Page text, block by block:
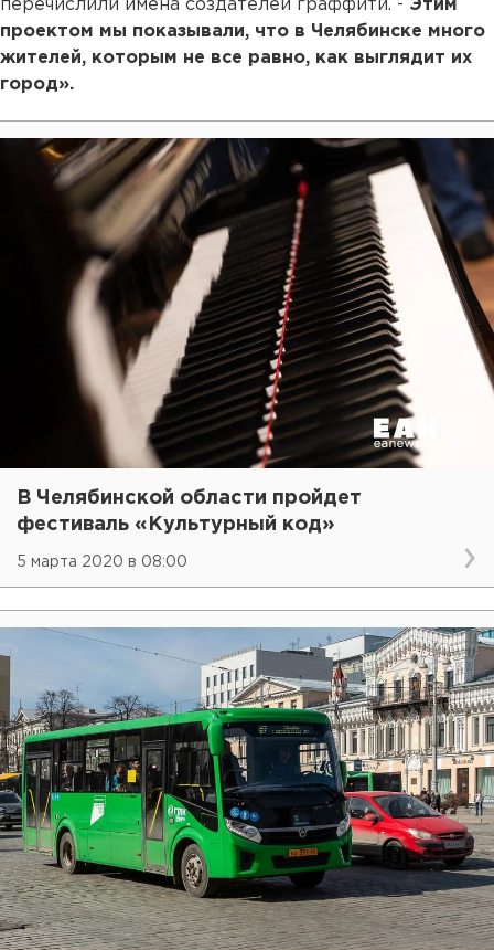
перечислили имена создателей граффити. - Этим
проектом мы показывали, что в Челябинске много
жителей, которым не все равно, как выглядит их
город».
В Челябинской области пройдет
фестиваль «Культурный код»
5 марта 2020 в 08:00